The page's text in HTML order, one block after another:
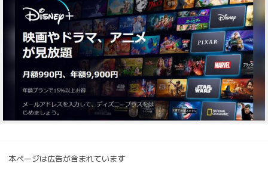
本ページは広告が含まれています